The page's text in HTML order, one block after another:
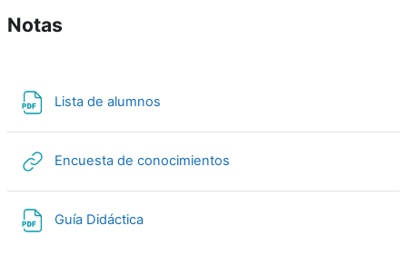
Notas
Lista de alumnos
Encuesta de conocimientos
Guía Didáctica